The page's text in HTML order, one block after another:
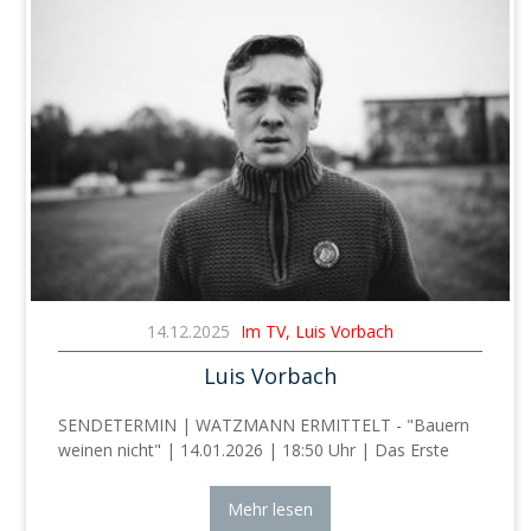
14.12.2025 Im TV, Luis Vorbach
Luis Vorbach
SENDETERMIN | WATZMANN ERMITTELT - "Bauern
weinen nicht" | 14.01.2026 | 18:50 Uhr | Das Erste
Mehr lesen